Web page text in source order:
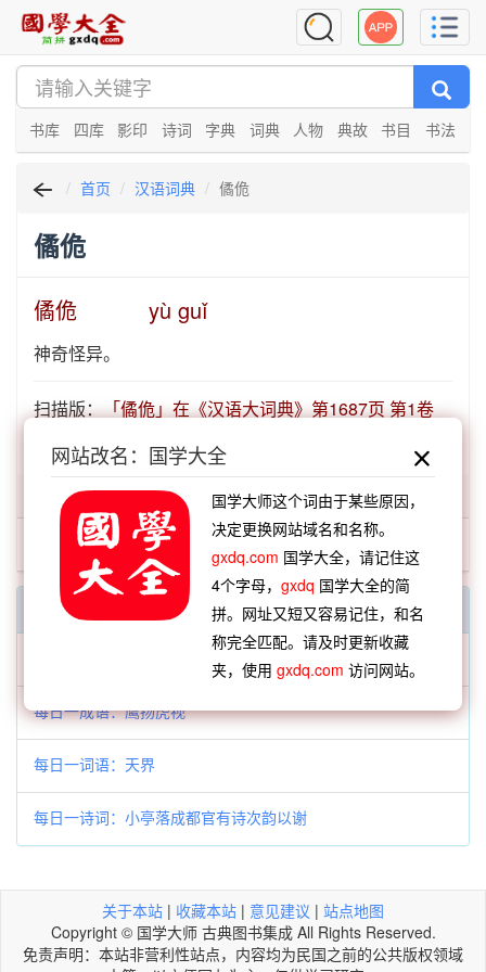
书库 四库 影印 诗词 字典 词典 人物 典故 书目 书法
首页 汉语词典 僪佹
僪佹
僪佹 yù guǐ
神奇怪异。
扫描版：「僪佹」在《汉语大词典》第1687页 第1卷
1687
「僪佹」开头的词语:
每日一字一词
每日一成语：鹰扬虎视
每日一词语：天界
每日一诗词：小亭落成都官有诗次韵以谢
关于本站 | 收藏本站 | 意见建议 | 站点地图
Copyright © 国学大师 古典图书集成 All Rights Reserved.
免责声明：本站非营利性站点，内容均为民国之前的公共版权领域
网站改名：国学大全
国学大师这个词由于某些原因，
决定更换网站域名和名称。
gxdq.com 国学大全，请记住这
4个字母，gxdq 国学大全的简
拼。网址又短又容易记住，和名
称完全匹配。请及时更新收藏
夹，使用gxdq.com 访问网站。